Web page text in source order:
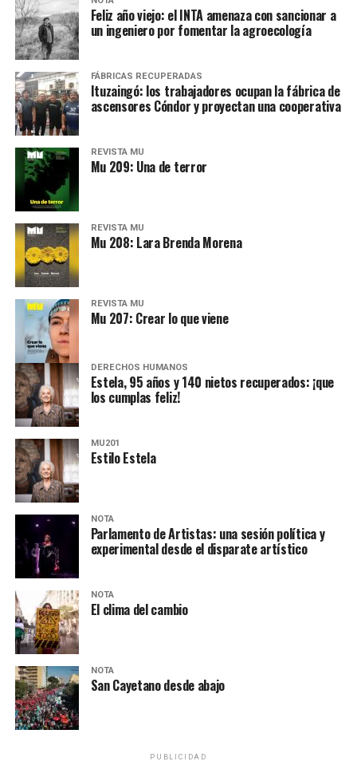
NOTA
Feliz año viejo: el INTA amenaza con sancionar a
un ingeniero por fomentar la agroecología
FÁBRICAS RECUPERADAS
Ituzaingó: los trabajadores ocupan la fábrica de
ascensores Cóndor y proyectan una cooperativa
REVISTA MU
Mu 209: Una de terror
REVISTA MU
Mu 208: Lara Brenda Morena
REVISTA MU
Mu 207: Crear lo que viene
DERECHOS HUMANOS
Estela, 95 años y 140 nietos recuperados: ¡que
los cumplas feliz!
MU201
Estilo Estela
NOTA
Parlamento de Artistas: una sesión política y
experimental desde el disparate artístico
NOTA
El clima del cambio
NOTA
San Cayetano desde abajo